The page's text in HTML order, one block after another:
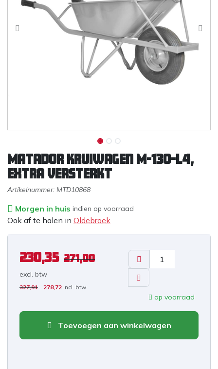
Matador kruiwagen M-130-L4,
extra versterkt
Artikelnummer: MTD10868
Morgen in huis indien op voorraad
Ook af te halen in Oldebroek
230,35 271,00
excl. btw
327,91 278,72 incl. btw
op voorraad
Toevoegen aan winkelwagen